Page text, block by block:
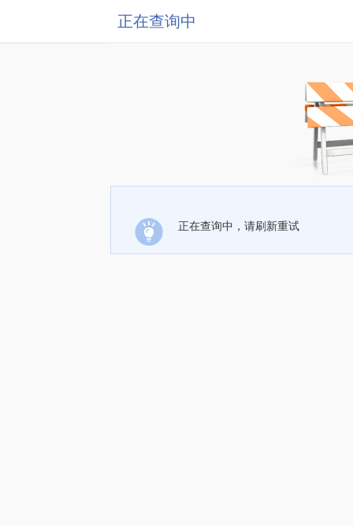
正在查询中
正在查询中，请刷新重试